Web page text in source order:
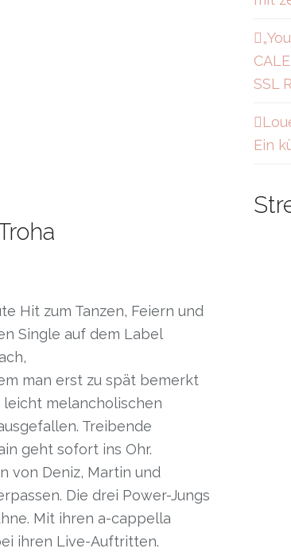
Hit zum Tanzen, Feiern und
Single auf dem Label
man erst zu spät bemerkt
leicht melancholischen
Treibende
geht sofort ins Ohr.
von Deniz, Martin und
Die drei Power-Jungs
Mit ihren a-cappella
ihren Live-Auftritten.
SSL
Ein